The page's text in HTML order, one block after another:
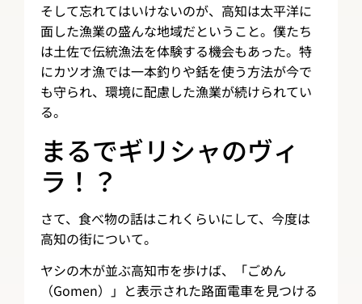
そして忘れてはいけないのが、高知は太平洋に
面した漁業の盛んな地域だということ。僕たち
は土佐で伝統漁法を体験する機会もあった。特
にカツオ漁では一本釣りや銛を使う方法が今で
も守られ、環境に配慮した漁業が続けられてい
る。
まるでギリシャのヴィ
ラ！？
さて、食べ物の話はこれくらいにして、今度は
高知の街について。
ヤシの木が並ぶ高知市を歩けば、「ごめん
（Gomen）」と表示された路面電車を見つける